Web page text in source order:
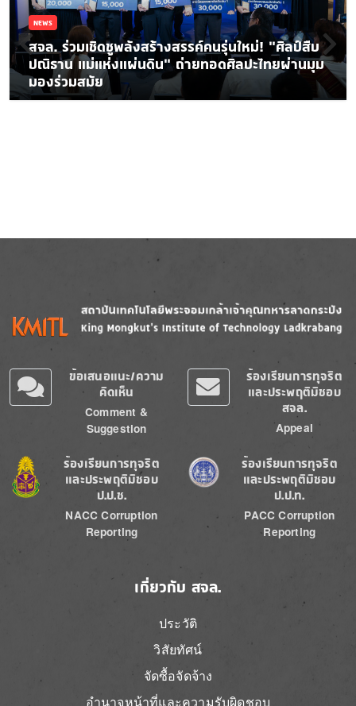
NEWS
สจล. ร่วมเชิดชูพลังสร้างสรรค์คนรุ่นใหม่! “ศิลป์สืบ
ปณิธาน แม่แห่งแผ่นดิน” ถ่ายทอดศิลปะไทยผ่านมุม
มองร่วมสมัย
Image
ข้อเสนอแนะ/ความ
คิดเห็น
Comment &
Suggestion
ร้องเรียนการทุจริต
และประพฤติมิชอบ
สจล.
Appeal
Image
ร้องเรียนการทุจริต
และประพฤติมิชอบ
ป.ป.ช.
NACC Corruption
Reporting
Image
ร้องเรียนการทุจริต
และประพฤติมิชอบ
ป.ป.ท.
PACC Corruption
Reporting
เกี่ยวกับ สจล.
ประวัติ
วิสัยทัศน์
จัดซื้อจัดจ้าง
อำนาจหน้าที่และความรับผิดชอบ